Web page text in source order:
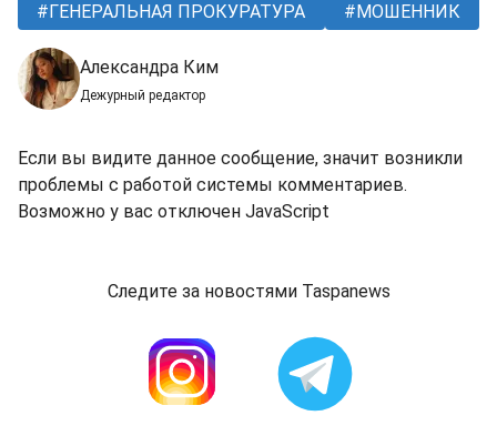
ГЕНЕРАЛЬНАЯ ПРОКУРАТУРА
МОШЕННИК
Александра Ким
Дежурный редактор
Если вы видите данное сообщение, значит возникли
проблемы с работой системы комментариев.
Возможно у вас отключен JavaScript
Следите за новостями Taspanews